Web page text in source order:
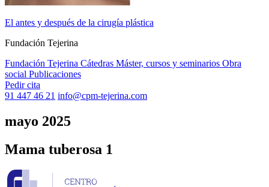
El antes y después de la cirugía plástica
Fundación Tejerina
Fundación Tejerina Cátedras Máster, cursos y seminarios Obra
social Publicaciones
Pedir cita
91 447 46 21 info@cpm-tejerina.com
mayo 2025
Mama tuberosa 1